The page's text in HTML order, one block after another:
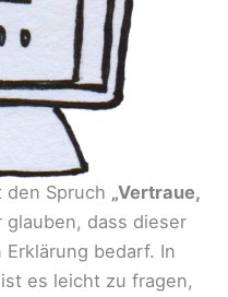
Spruch „Vertraue,
glauben, dass dieser
bedarf. In
es leicht zu fragen,